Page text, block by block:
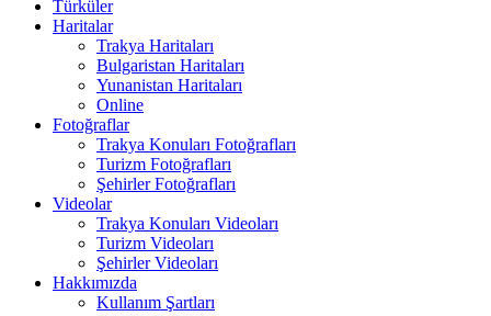
Türküler
Haritalar
Trakya Haritaları
Bulgaristan Haritaları
Yunanistan Haritaları
Online
Fotoğraflar
Trakya Konuları Fotoğrafları
Turizm Fotoğrafları
Şehirler Fotoğrafları
Videolar
Trakya Konuları Videoları
Turizm Videoları
Şehirler Videoları
Hakkımızda
Kullanım Şartları